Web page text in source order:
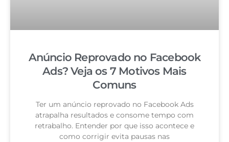
Anúncio Reprovado no Facebook
Ads? Veja os 7 Motivos Mais
Comuns
Ter um anúncio reprovado no Facebook Ads
atrapalha resultados e consome tempo com
retrabalho. Entender por que isso acontece e
como corrigir evita pausas nas